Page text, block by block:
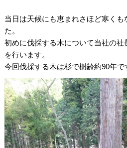
当日は天候にも恵まれさほど寒くも
た。
初めに伐採する木について当社の
を行います。
今回伐採する木は杉で樹齢約90年で